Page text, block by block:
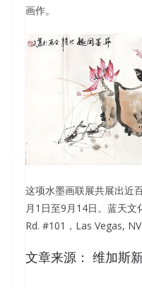
画作。
这项水墨画联展共展出近
月1日至9月14日。蓝天
Rd. #101，Las Vegas,
文章来源： 维加斯